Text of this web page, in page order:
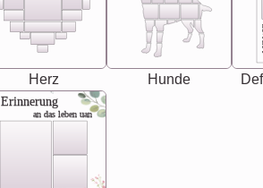
Herz Hunde
Erinnerung
an das leben uan